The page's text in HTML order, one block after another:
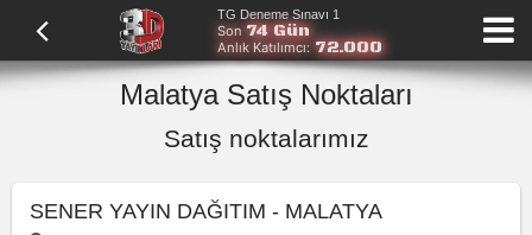
TG Deneme Sınavı 1
Son 74 Gün
Anlık Katılımcı: 72.000
Malatya Satış Noktaları
Satış noktalarımız
SENER YAYIN DAĞITIM - MALATYA